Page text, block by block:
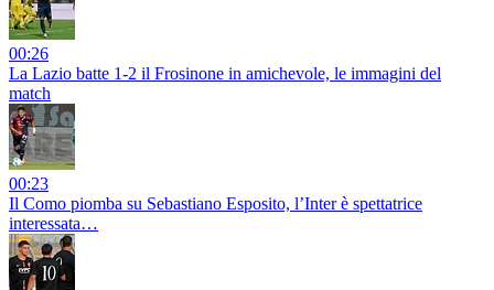
00:26
La Lazio batte 1-2 il Frosinone in amichevole, le immagini del
match
00:23
Il Como piomba su Sebastiano Esposito, l’Inter è spettatrice
interessata…